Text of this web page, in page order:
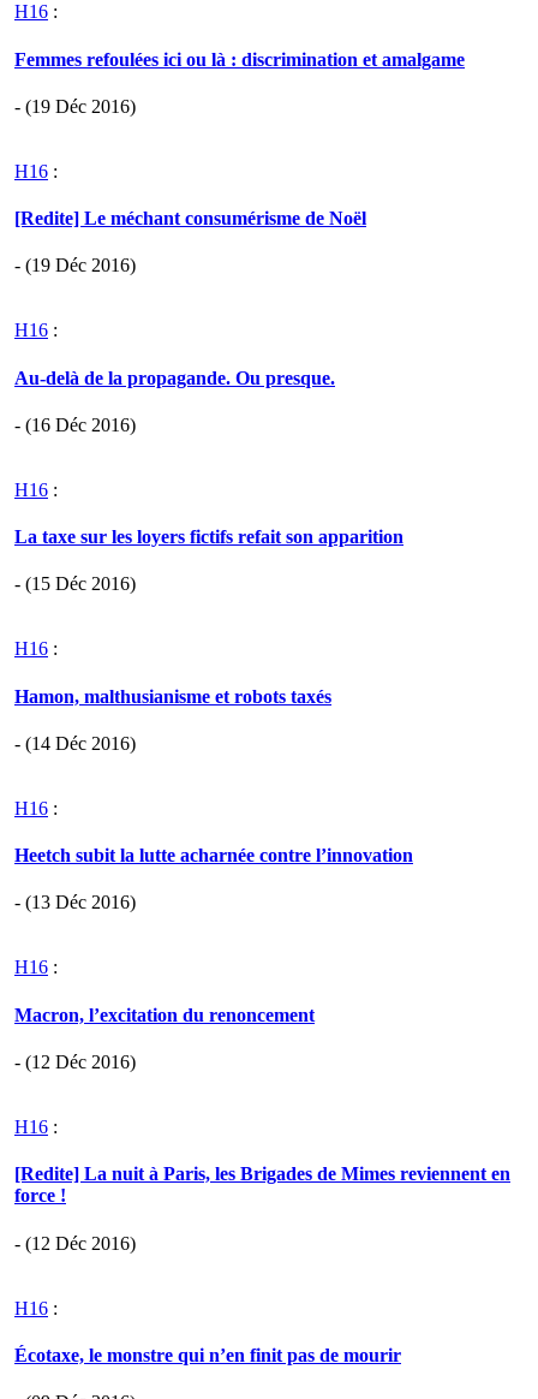
H16 :
Femmes refoulées ici ou là : discrimination et amalgame
- (19 Déc 2016)
H16 :
[Redite] Le méchant consumérisme de Noël
- (19 Déc 2016)
H16 :
Au-delà de la propagande. Ou presque.
- (16 Déc 2016)
H16 :
La taxe sur les loyers fictifs refait son apparition
- (15 Déc 2016)
H16 :
Hamon, malthusianisme et robots taxés
- (14 Déc 2016)
H16 :
Heetch subit la lutte acharnée contre l’innovation
- (13 Déc 2016)
H16 :
Macron, l’excitation du renoncement
- (12 Déc 2016)
H16 :
[Redite] La nuit à Paris, les Brigades de Mimes reviennent en
force !
- (12 Déc 2016)
H16 :
Écotaxe, le monstre qui n’en finit pas de mourir